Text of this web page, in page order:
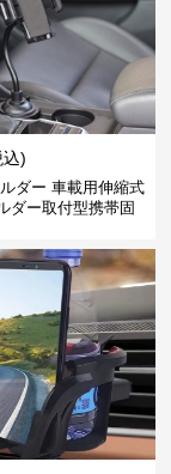
)
ダー 車載用伸縮式
ダー取付型携帯固